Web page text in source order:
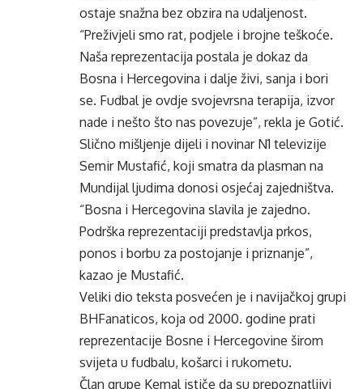
ostaje snažna bez obzira na udaljenost.
“Preživjeli smo rat, podjele i brojne teškoće.
Naša reprezentacija postala je dokaz da
Bosna i Hercegovina i dalje živi, sanja i bori
se. Fudbal je ovdje svojevrsna terapija, izvor
nade i nešto što nas povezuje”, rekla je Gotić.
Slično mišljenje dijeli i novinar N1 televizije
Semir Mustafić, koji smatra da plasman na
Mundijal ljudima donosi osjećaj zajedništva.
“Bosna i Hercegovina slavila je zajedno.
Podrška reprezentaciji predstavlja prkos,
ponos i borbu za postojanje i priznanje”,
kazao je Mustafić.
Veliki dio teksta posvećen je i navijačkoj grupi
BHFanaticos, koja od 2000. godine prati
reprezentacije Bosne i Hercegovine širom
svijeta u fudbalu, košarci i rukometu.
Član grupe Kemal ističe da su prepoznatljivi